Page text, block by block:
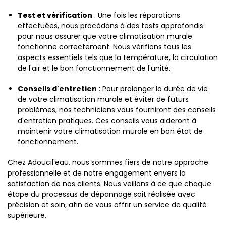
Test et vérification : Une fois les réparations
effectuées, nous procédons à des tests approfondis
pour nous assurer que votre climatisation murale
fonctionne correctement. Nous vérifions tous les
aspects essentiels tels que la température, la circulation
de l'air et le bon fonctionnement de l'unité.
Conseils d'entretien : Pour prolonger la durée de vie
de votre climatisation murale et éviter de futurs
problèmes, nos techniciens vous fourniront des conseils
d'entretien pratiques. Ces conseils vous aideront à
maintenir votre climatisation murale en bon état de
fonctionnement.
Chez Adoucil'eau, nous sommes fiers de notre approche
professionnelle et de notre engagement envers la
satisfaction de nos clients. Nous veillons à ce que chaque
étape du processus de dépannage soit réalisée avec
précision et soin, afin de vous offrir un service de qualité
supérieure.